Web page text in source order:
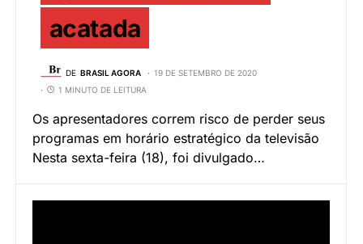
acatada
DE BRASIL AGORA
19 DE SETEMBRO DE 2020
1 MINUTO DE LEITURA
Os apresentadores correm risco de perder seus
programas em horário estratégico da televisão
Nesta sexta-feira (18), foi divulgado…